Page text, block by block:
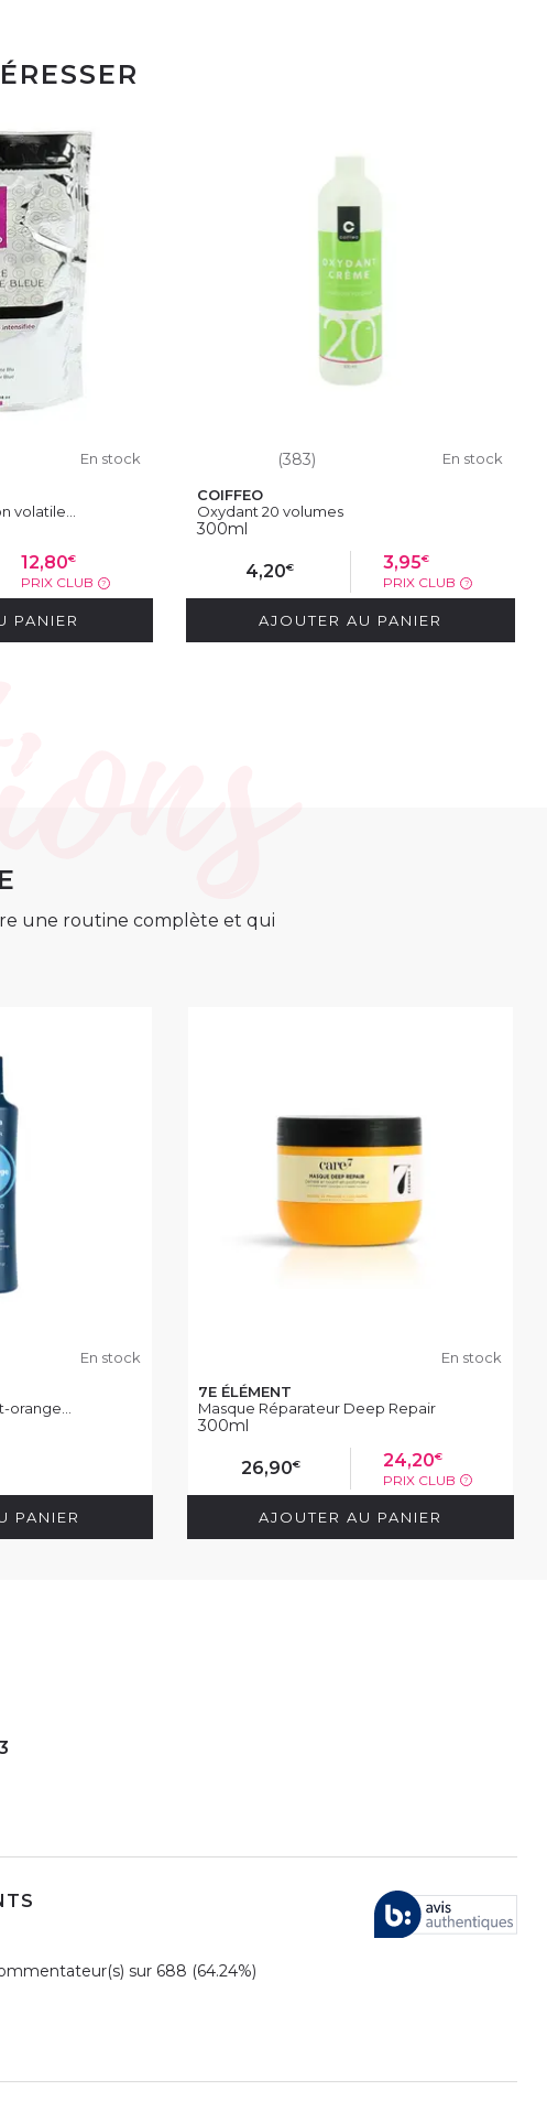
En stock
volatile...
12,80€
PRIX CLUB ?
PANIER
(383) En stock
COIFFEO
Oxydant 20 volumes
300ml
4,20€ 3,95€
PRIX CLUB ?
AJOUTER AU PANIER
une routine complète et qui
En stock
orange...
PANIER
En stock
7E ÉLÉMENT
Masque Réparateur Deep Repair
300ml
26,90€ 24,20€
PRIX CLUB ?
AJOUTER AU PANIER
sur 688 (64.24%)